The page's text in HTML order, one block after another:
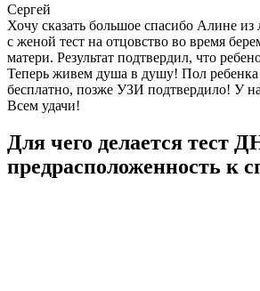
Сергей
Хочу сказать большое спасибо Алине из
с женой тест на отцовство во время
матери. Результат подтвердил, что
Теперь живем душа в душу! Пол ребенка
бесплатно, позже УЗИ подтвердило! У
Всем удачи!
Для чего делается тест
предрасположенность к